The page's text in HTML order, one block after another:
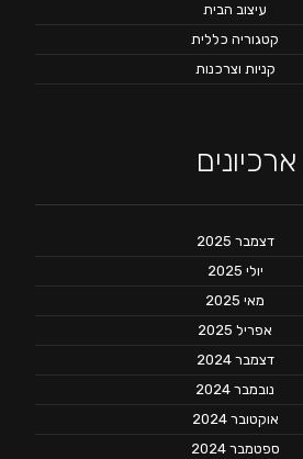
עיצוב הבית
קטגוריה כללית
קניות וצרכנות
ארכיונים
דצמבר 2025
יולי 2025
מאי 2025
אפריל 2025
דצמבר 2024
נובמבר 2024
אוקטובר 2024
ספטמבר 2024